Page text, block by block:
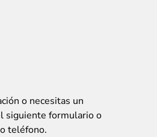
o necesitas un
siguiente formulario o
teléfono.